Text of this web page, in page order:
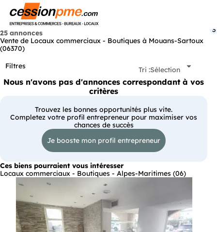
25 annonces
Vente de Locaux commerciaux - Boutiques à Mouans-Sartoux
(06370)
Filtres
3
Tri :Sélection
Nous n'avons pas d'annonces correspondant à vos
critères
Trouvez les bonnes opportunités plus vite.
Completez votre profil entrepreneur pour maximiser vos
chances de succès
Je booste mon profil entrepreneur
Ces biens pourraient vous intéresser
Locaux commerciaux - Boutiques - Alpes-Maritimes (06)